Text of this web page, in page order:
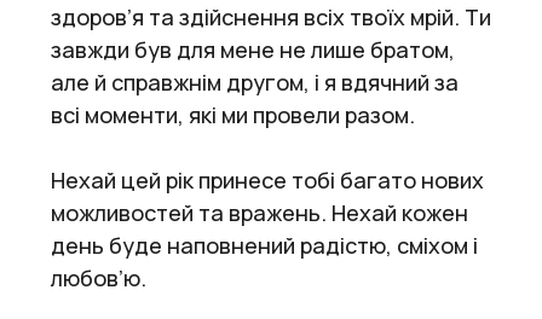
здоров’я та здійснення всіх твоїх мрій. Ти
завжди був для мене не лише братом,
але й справжнім другом, і я вдячний за
всі моменти, які ми провели разом.
Нехай цей рік принесе тобі багато нових
можливостей та вражень. Нехай кожен
день буде наповнений радістю, сміхом і
любов’ю.